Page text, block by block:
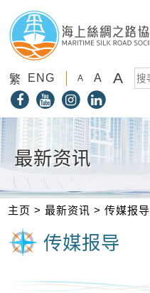
繁 ENG A A A
最新资讯
主页 >最新资讯 >传媒报导
传媒报导